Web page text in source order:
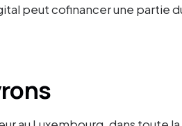
peut cofinancer une partie